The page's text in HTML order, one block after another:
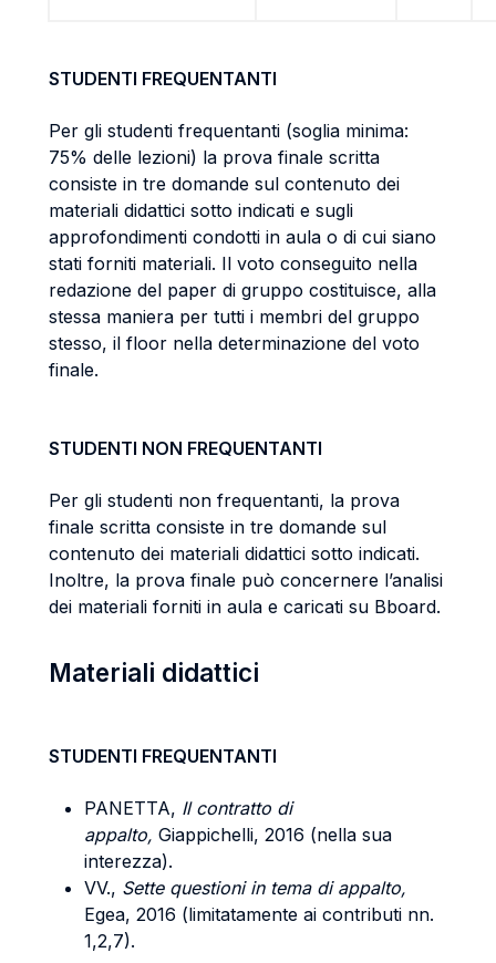
STUDENTI FREQUENTANTI
Per gli studenti frequentanti (soglia minima:
75% delle lezioni) la prova finale scritta
consiste in tre domande sul contenuto dei
materiali didattici sotto indicati e sugli
approfondimenti condotti in aula o di cui siano
stati forniti materiali. Il voto conseguito nella
redazione del paper di gruppo costituisce, alla
stessa maniera per tutti i membri del gruppo
stesso, il floor nella determinazione del voto
finale.
STUDENTI NON FREQUENTANTI
Per gli studenti non frequentanti, la prova
finale scritta consiste in tre domande sul
contenuto dei materiali didattici sotto indicati.
Inoltre, la prova finale può concernere l’analisi
dei materiali forniti in aula e caricati su Bboard.
Materiali didattici
STUDENTI FREQUENTANTI
PANETTA, Il contratto di
appalto, Giappichelli, 2016 (nella sua
interezza).
VV., Sette questioni in tema di appalto,
Egea, 2016 (limitatamente ai contributi nn.
1,2,7).